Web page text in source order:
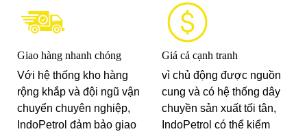
Giao hàng nhanh chóng
Với hệ thống kho hàng
rộng khắp và đội ngũ vận
chuyển chuyên nghiệp,
IndoPetrol đảm bảo giao
Giá cả cạnh tranh
vì chủ động được nguồn
cung và có hệ thống dây
chuyền sản xuất tối tân,
IndoPetrol có thể kiểm